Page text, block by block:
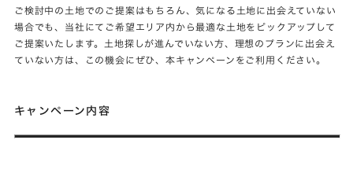
ご検討中の土地でのご提案はもちろん、気になる土地に出会えていない
場合でも、当社にてご希望エリア内から最適な土地をピックアップして
ご提案いたします。土地探しが進んでいない方、理想のプランに出会え
ていない方は、この機会にぜひ、本キャンペーンをご利用ください。
キャンペーン内容